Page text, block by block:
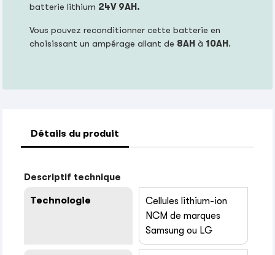
batterie lithium 24V 9AH.
Vous pouvez reconditionner cette batterie en
choisissant un ampérage allant de 8AH à 10AH.
Détails du produit
Descriptif technique
Technologie
Cellules lithium-ion
NCM de marques
Samsung ou LG